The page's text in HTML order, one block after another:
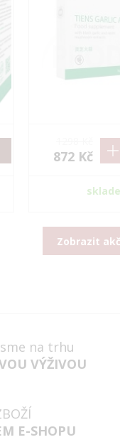
872 Kč
Zobrazit
na trhu
VÝŽIVOU
E-SHOPU